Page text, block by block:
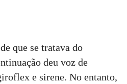
que se tratava do
deu voz de
e sirene. No entanto,